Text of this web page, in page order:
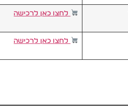
לחצו כאן לרכישה
לחצו כאן לרכישה